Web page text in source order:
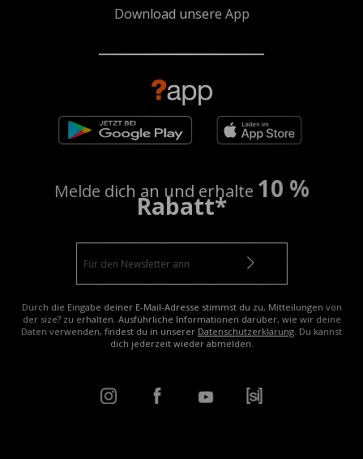
Download unsere App
Melde dich an und erhalte 10 %
Rabatt*
Durch die Eingabe deiner E-Mail-Adresse stimmst du zu, Mitteilungen von
der size? zu erhalten. Ausführliche Informationen darüber, wie wir deine
Daten verwenden, findest du in unserer Datenschutzerklärung. Du kannst
dich jederzeit wieder abmelden.